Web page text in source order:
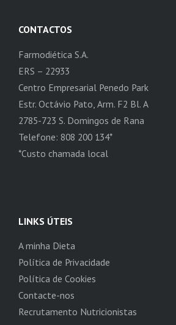
CONTACTOS
Farmodiética S.A.
ERS – 22933
Centro Empresarial Penedo Park
Estr. Octávio Pato, Arm. F2 Bl. A
2785-723 S. Domingos de Rana
Telefone: 808 200 134*
*Custo chamada local
LINKS ÚTEIS
A minha Dieta
Política de Privacidade
Política de Cookies
Contacte-nos
Recrutamento Nutricionistas